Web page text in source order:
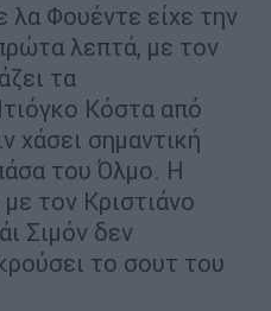
λα Φουέντε είχε την
λεπτά, με τον
τα
Κόστα από
χάσει σημαντική
του Όλμο. Η
τον Κριστιάνο
Σιμόν δεν
το σουτ του